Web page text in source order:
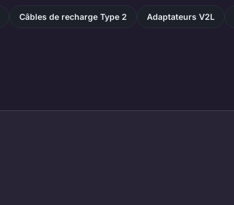
Câbles de recharge Type 2 Adaptateurs V2L